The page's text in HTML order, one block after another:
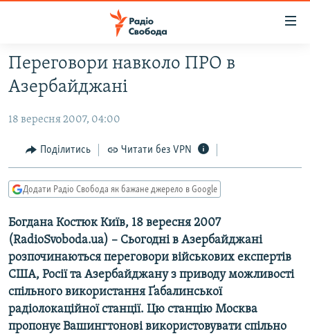
Перейти
до
основного
Перейти
основної
Перейти
пошуку
РАДІО СВОБОДА – 70 РОКІВ
ВСЕ ЗА ДОБУ
СТАТТІ
ПОЛІТИКА
СУСПІЛЬСТВО
КУЛЬТУРА
УКРАЇНА
СВІТ
ВІЙНА
ДОНБАС.РЕАЛІЇ
КРИМ.РЕАЛІЇ
ТИ ЯК?
СХЕМИ
КИТАЙ.ВИКЛИКИ
МУЛЬТИМЕДІА
Переговори навколо ПРО в
Азербайджані
18 вересня 2007, 04:00
Поділитись Читати без VPN
Додати Радіо Свобода як бажане джерело в Google
Богдана Костюк Київ, 18 вересня 2007
(RadioSvoboda.ua) – Сьогодні в Азербайджані
розпочинаються переговори військових експертів
США, Росії та Азербайджану з приводу можливості
спільного використання Ґабалинської
радіолокаційної станції. Цю станцію Москва
пропонує Вашингтонові використовувати спільно